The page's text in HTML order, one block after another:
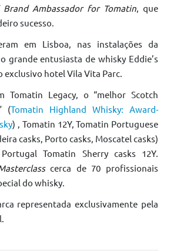
Ambassador for Tomatin, que
sucesso.
em Lisboa, nas instalações da
grande entusiasta de whisky Eddie’s
exclusivo hotel Vila Vita Parc.
Tomatin Legacy, o “melhor Scotch
(Tomatin Highland Whisky: Award-
) , Tomatin 12Y, Tomatin Portuguese
casks, Porto casks, Moscatel casks)
Tomatin Sherry casks 12Y.
cerca de 70 profissionais
do whisky.
representada exclusivamente pela